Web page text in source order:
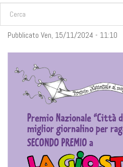
FORM DI RICERCA
Pubblicato Ven, 15/11/2024 - 11:10